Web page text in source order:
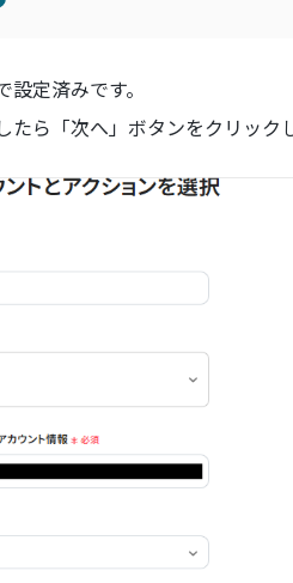
定済みです。
たら「次へ」ボタンをクリック